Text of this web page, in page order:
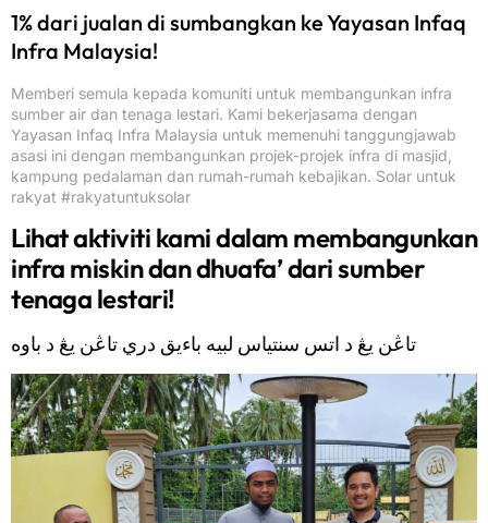
1% dari jualan di sumbangkan ke Yayasan Infaq
Infra Malaysia!
Memberi semula kepada komuniti untuk membangunkan infra
sumber air dan tenaga lestari. Kami bekerjasama dengan
Yayasan Infaq Infra Malaysia untuk memenuhi tanggungjawab
asasi ini dengan membangunkan projek-projek infra di masjid,
kampung pedalaman dan rumah-rumah kebajikan. Solar untuk
rakyat #rakyatuntuksolar
Lihat aktiviti kami dalam membangunkan
infra miskin dan dhuafa’ dari sumber
tenaga lestari!
تاڠن يڠ د اتس سنتياس لبيه باءيق دري تاڠن يڠ د باوه